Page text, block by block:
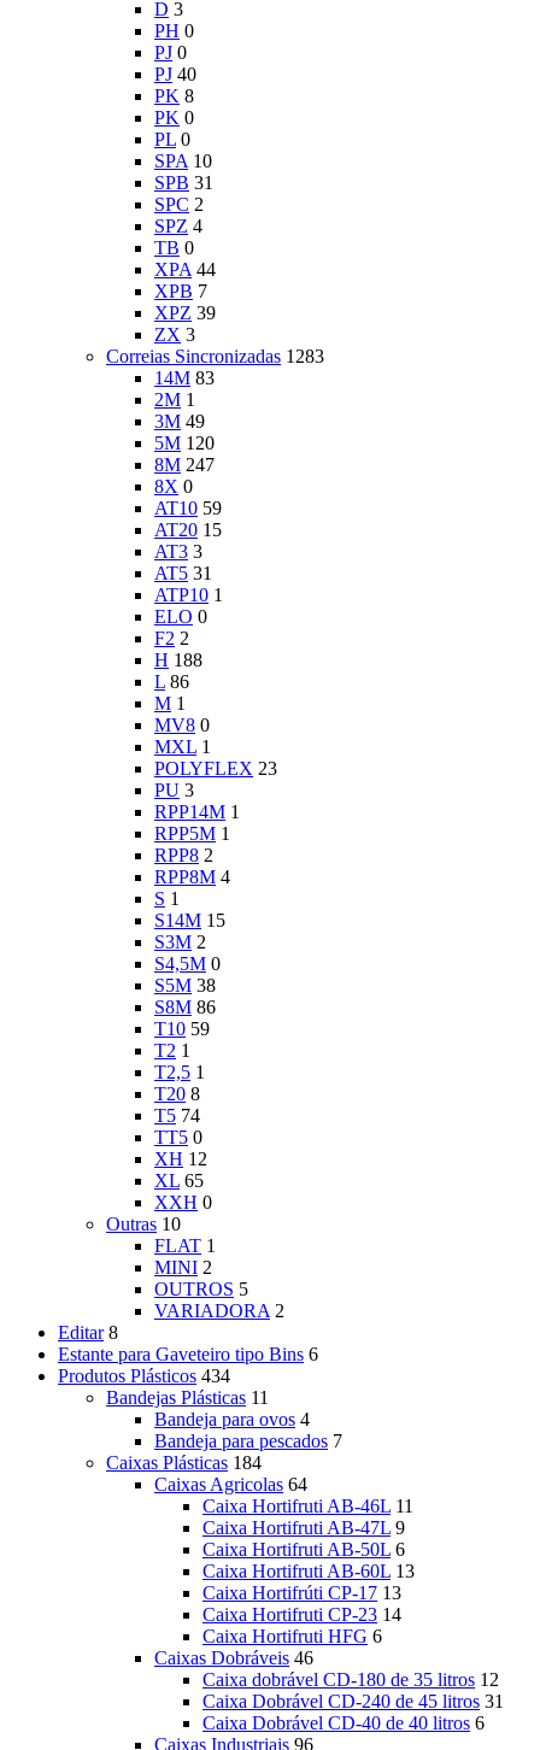
D 3
PH 0
PJ 0
PJ 40
PK 8
PK 0
PL 0
SPA 10
SPB 31
SPC 2
SPZ 4
TB 0
XPA 44
XPB 7
XPZ 39
ZX 3
Correias Sincronizadas 1283
14M 83
2M 1
3M 49
5M 120
8M 247
8X 0
AT10 59
AT20 15
AT3 3
AT5 31
ATP10 1
ELO 0
F2 2
H 188
L 86
M 1
MV8 0
MXL 1
POLYFLEX 23
PU 3
RPP14M 1
RPP5M 1
RPP8 2
RPP8M 4
S 1
S14M 15
S3M 2
S4,5M 0
S5M 38
S8M 86
T10 59
T2 1
T2,5 1
T20 8
T5 74
TT5 0
XH 12
XL 65
XXH 0
Outras 10
FLAT 1
MINI 2
OUTROS 5
VARIADORA 2
Editar 8
Estante para Gaveteiro tipo Bins 6
Produtos Plásticos 434
Bandejas Plásticas 11
Bandeja para ovos 4
Bandeja para pescados 7
Caixas Plásticas 184
Caixas Agricolas 64
Caixa Hortifruti AB-46L 11
Caixa Hortifruti AB-47L 9
Caixa Hortifruti AB-50L 6
Caixa Hortifruti AB-60L 13
Caixa Hortifrúti CP-17 13
Caixa Hortifruti CP-23 14
Caixa Hortifruti HFG 6
Caixas Dobráveis 46
Caixa dobrável CD-180 de 35 litros 12
Caixa Dobrável CD-240 de 45 litros 31
Caixa Dobrável CD-40 de 40 litros 6
Caixas Industriais 96